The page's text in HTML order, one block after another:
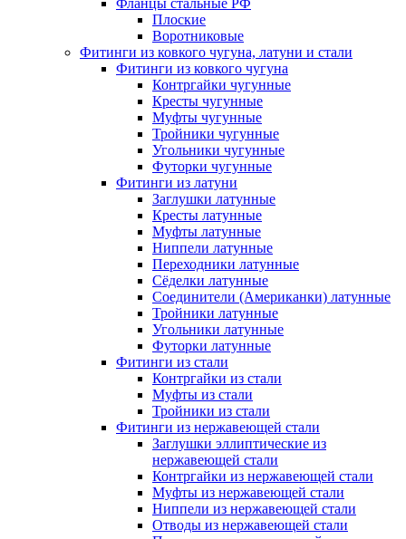
Фланцы стальные РФ
Плоские
Воротниковые
Фитинги из ковкого чугуна, латуни и стали
Фитинги из ковкого чугуна
Контргайки чугунные
Кресты чугунные
Муфты чугунные
Тройники чугунные
Угольники чугунные
Футорки чугунные
Фитинги из латуни
Заглушки латунные
Кресты латунные
Муфты латунные
Ниппели латунные
Переходники латунные
Сёделки латунные
Соединители (Американки) латунные
Тройники латунные
Угольники латунные
Футорки латунные
Фитинги из стали
Контргайки из стали
Муфты из стали
Тройники из стали
Фитинги из нержавеющей стали
Заглушки эллиптические из
нержавеющей стали
Контргайки из нержавеющей стали
Муфты из нержавеющей стали
Ниппели из нержавеющей стали
Отводы из нержавеющей стали